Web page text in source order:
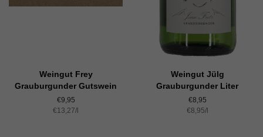
Weingut Frey
Grauburgunder Gutswein
Normaler
Preis
€9,95
Einzelpreis
€13,27/
Weingut Jülg
Grauburgunder Liter
Normaler
Preis
€8,95
Einzelpreis
€8,95/pro
l